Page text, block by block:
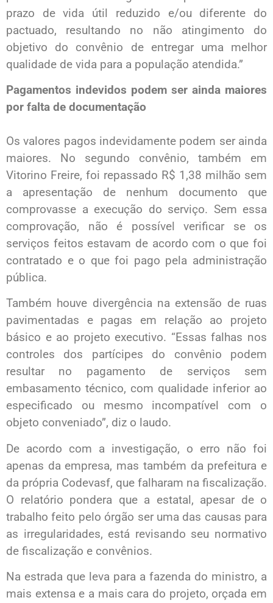
prazo de vida útil reduzido e/ou diferente do
pactuado, resultando no não atingimento do
objetivo do convênio de entregar uma melhor
qualidade de vida para a população atendida.”
Pagamentos indevidos podem ser ainda maiores
por falta de documentação
Os valores pagos indevidamente podem ser ainda
maiores. No segundo convênio, também em
Vitorino Freire, foi repassado R$ 1,38 milhão sem
a apresentação de nenhum documento que
comprovasse a execução do serviço. Sem essa
comprovação, não é possível verificar se os
serviços feitos estavam de acordo com o que foi
contratado e o que foi pago pela administração
pública.
Também houve divergência na extensão de ruas
pavimentadas e pagas em relação ao projeto
básico e ao projeto executivo. “Essas falhas nos
controles dos partícipes do convênio podem
resultar no pagamento de serviços sem
embasamento técnico, com qualidade inferior ao
especificado ou mesmo incompatível com o
objeto conveniado”, diz o laudo.
De acordo com a investigação, o erro não foi
apenas da empresa, mas também da prefeitura e
da própria Codevasf, que falharam na fiscalização.
O relatório pondera que a estatal, apesar de o
trabalho feito pelo órgão ser uma das causas para
as irregularidades, está revisando seu normativo
de fiscalização e convênios.
Na estrada que leva para a fazenda do ministro, a
mais extensa e a mais cara do projeto, orçada em